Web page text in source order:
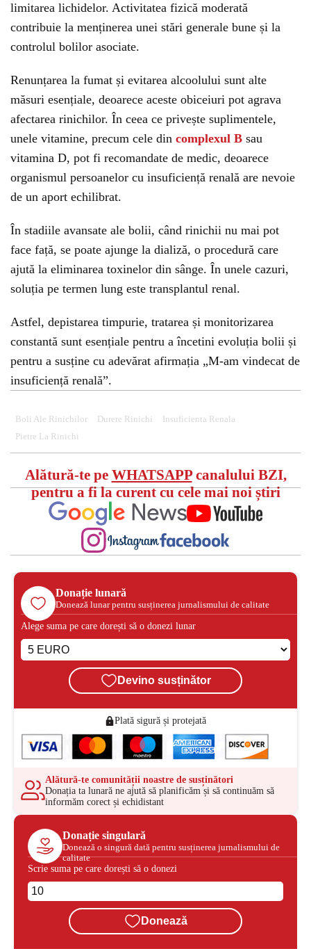
limitarea lichidelor. Activitatea fizică moderată
contribuie la menținerea unei stări generale bune și la
controlul bolilor asociate.
Renunțarea la fumat și evitarea alcoolului sunt alte
măsuri esențiale, deoarece aceste obiceiuri pot agrava
afectarea rinichilor. În ceea ce privește suplimentele,
unele vitamine, precum cele din complexul B sau
vitamina D, pot fi recomandate de medic, deoarece
organismul persoanelor cu insuficiență renală are nevoie
de un aport echilibrat.
În stadiile avansate ale bolii, când rinichii nu mai pot
face față, se poate ajunge la dializă, o procedură care
ajută la eliminarea toxinelor din sânge. În unele cazuri,
soluția pe termen lung este transplantul renal.
Astfel, depistarea timpurie, tratarea și monitorizarea
constantă sunt esențiale pentru a încetini evoluția bolii și
pentru a susține cu adevărat afirmația „M-am vindecat de
insuficiență renală”.
Boli Ale Rinichilor Durere Rinichi
Insuficienta Renala
Pietre La Rinichi
Alătură-te pe WHATSAPPcanalului BZI,
pentru a fi la curent cu cele mai noi știri
Donație lunară
Donează lunar pentru susținerea jurnalismului de calitate
Alege suma pe care dorești să o donezi lunar
Devino susținător
Plată sigură și protejată
Alătură-te comunității noastre de susținători
Donația ta lunară ne ajută să planificăm și să continuăm să
informăm corect și echidistant
Donație singulară
Donează o singură dată pentru susținerea jurnalismului de
calitate
Scrie suma pe care dorești să o donezi
Donează